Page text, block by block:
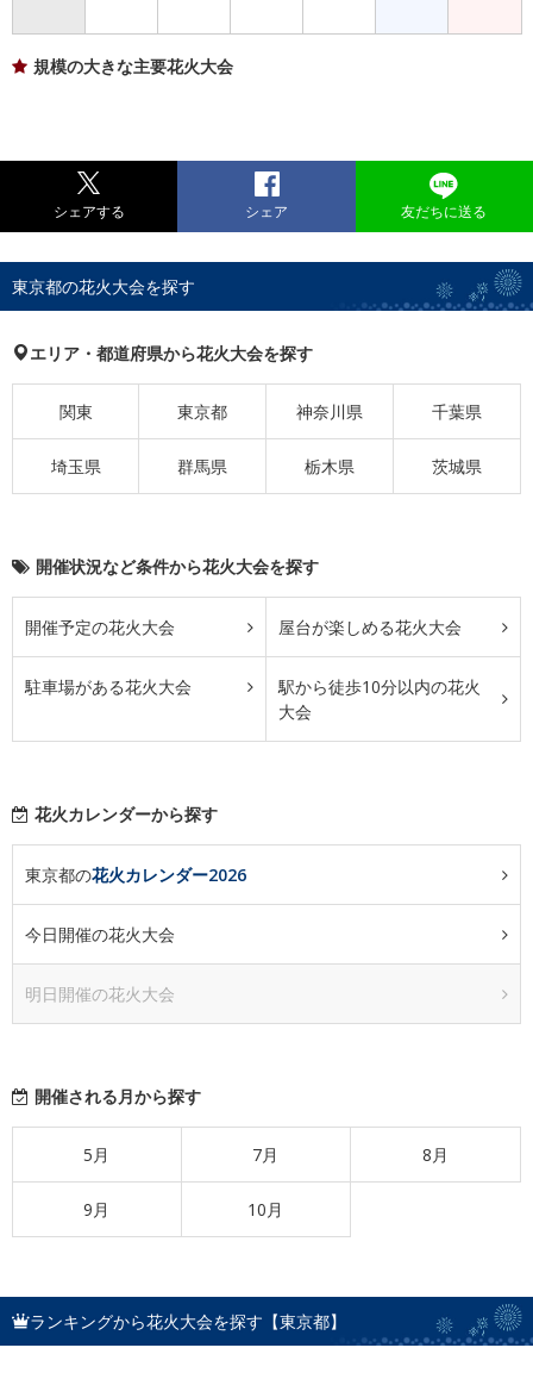
規模の大きな主要花火大会
シェアする シェア 友だちに送る
東京都の花火大会を探す
エリア・都道府県から花火大会を探す
関東 東京都 神奈川県 千葉県
埼玉県 群馬県 栃木県 茨城県
開催状況など条件から花火大会を探す
開催予定の花火大会 屋台が楽しめる花火大会
駐車場がある花火大会
駅から徒歩10分以内の花火
大会
花火カレンダーから探す
東京都の花火カレンダー2026
今日開催の花火大会
明日開催の花火大会
開催される月から探す
5月 7月 8月
9月 10月
ランキングから花火大会を探す【東京都】